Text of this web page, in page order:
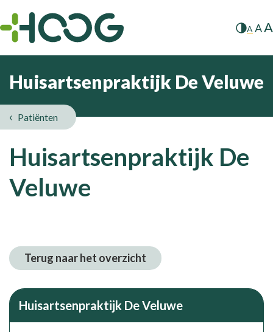
A AA
Huisartsenpraktijk De Veluwe
Patiënten
Huisartsenpraktijk De
Veluwe
Terug naar het overzicht
Huisartsenpraktijk De Veluwe